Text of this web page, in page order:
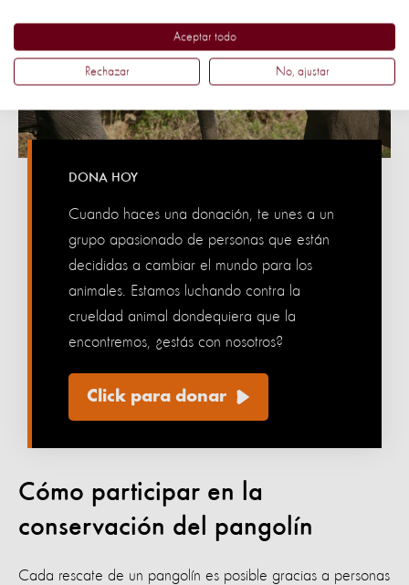
DONA HOY
Cuando haces una donación, te unes a un
grupo apasionado de personas que están
decididas a cambiar el mundo para los
animales. Estamos luchando contra la
crueldad animal dondequiera que la
encontremos, ¿estás con nosotros?
Click para donar
Cómo participar en la
conservación del pangolín
Cada rescate de un pangolín es posible gracias a personas
Aceptar todo
Rechazar No, ajustar